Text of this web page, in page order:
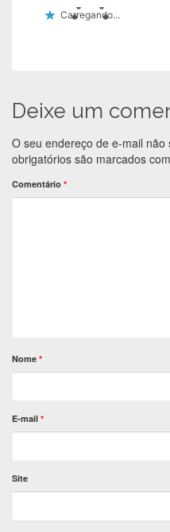
Carregando...
Deixe um
O seu endereço de e-mail não
obrigatórios são marcados com
Comentário *
Nome *
E-mail *
Site